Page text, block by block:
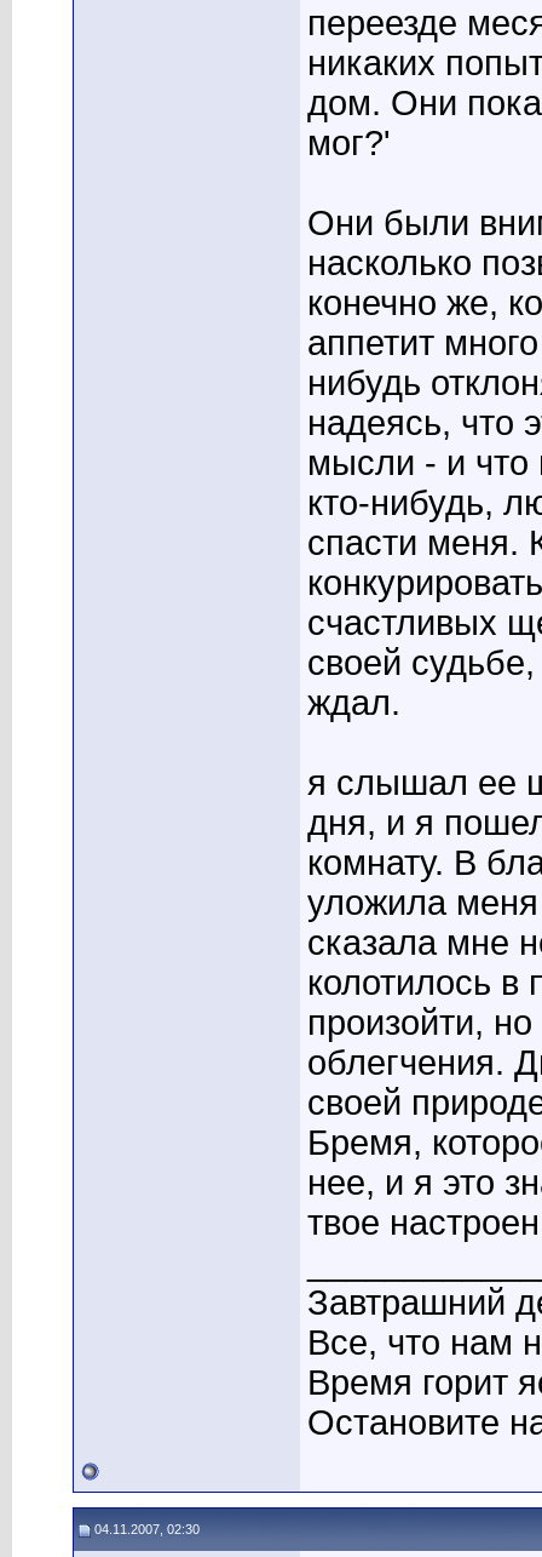
переезде
никаких
дом. Они
мог?'
Они были
насколько
конечно же,
аппетит
нибудь
надеясь, что
мысли - и что
кто-нибудь,
спасти меня.
счастливых
своей
ждал.
я слышал ее
дня, и я
комнату. В
уложила меня
сказала мне
колотилось в
произойти,
облегчения.
своей
Бремя,
нее, и я это
твое
Завтрашний
Все, что нам
Время горит
Остановите
04.11.2007, 02:30